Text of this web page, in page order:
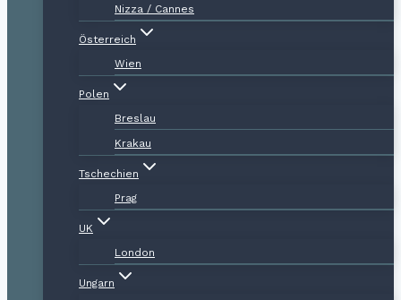
Nizza / Cannes
Österreich
Wien
Polen
Breslau
Krakau
Tschechien
Prag
UK
London
Ungarn